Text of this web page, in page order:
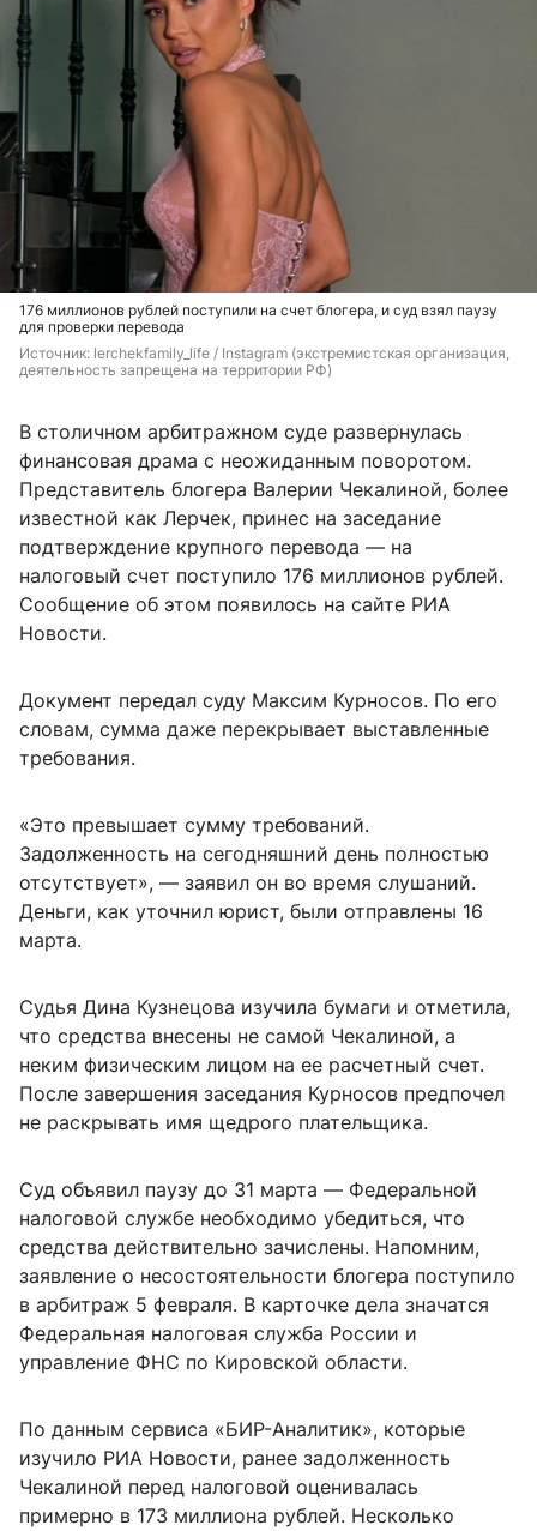
176 миллионов рублей поступили на счет блогера, и суд взял паузу
для проверки перевода
Источник: lerchekfamily_life / Instagram (экстремистская организация,
деятельность запрещена на территории РФ)
В столичном арбитражном суде развернулась
финансовая драма с неожиданным поворотом.
Представитель блогера Валерии Чекалиной, более
известной как Лерчек, принес на заседание
подтверждение крупного перевода — на
налоговый счет поступило 176 миллионов рублей.
Сообщение об этом появилось на сайте РИА
Новости.
Документ передал суду Максим Курносов. По его
словам, сумма даже перекрывает выставленные
требования.
«Это превышает сумму требований.
Задолженность на сегодняшний день полностью
отсутствует», — заявил он во время слушаний.
Деньги, как уточнил юрист, были отправлены 16
марта.
Судья Дина Кузнецова изучила бумаги и отметила,
что средства внесены не самой Чекалиной, а
неким физическим лицом на ее расчетный счет.
После завершения заседания Курносов предпочел
не раскрывать имя щедрого плательщика.
Суд объявил паузу до 31 марта — Федеральной
налоговой службе необходимо убедиться, что
средства действительно зачислены. Напомним,
заявление о несостоятельности блогера поступило
в арбитраж 5 февраля. В карточке дела значатся
Федеральная налоговая служба России и
управление ФНС по Кировской области.
По данным сервиса «БИР-Аналитик», которые
изучило РИА Новости, ранее задолженность
Чекалиной перед налоговой оценивалась
примерно в 173 миллиона рублей. Несколько